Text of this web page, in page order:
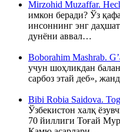
Mirzohid Muzaffar.
имкон беради? Ўз
инсоннинг энг
дунёни аввал…
Boborahim Mashrab.
учун шоҳликдан
сарбоз этай деб»,
Bibi Robia Saidova.
Ўзбекистон халқ
70 йиллиги Тоғай